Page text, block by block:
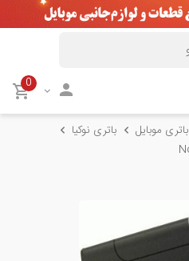
0
باتری موبایل
باتری نوکیا